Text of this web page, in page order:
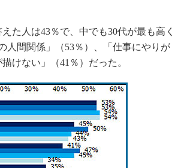
た人は43％で、中でも30代が最も高く
人間関係」（53％）、「仕事にやりが
けない」（41％）だった。